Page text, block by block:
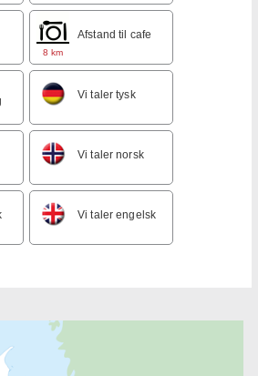
8 km
Afstand til cafe
Vi taler tysk
Vi taler norsk
Vi taler engelsk